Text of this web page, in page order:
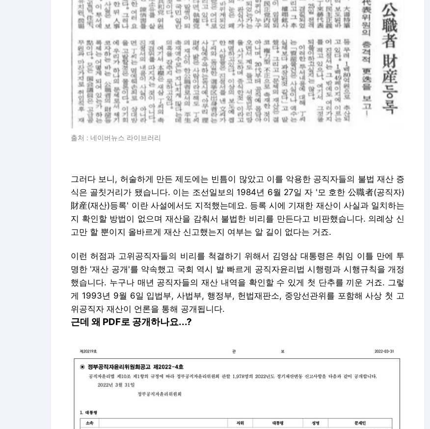
출처 : 네이버뉴스 라이브러리
그러다 보니, 허술하게 만든 제도에는 빈틈이 많았고 이를 악용한 공직자들의 불법 재산 증
식은 골칫거리가 됐습니다. 이는 조선일보의 1984년 6월 27일 자 '모 호한 公職者(공직자)
財産(재산)등록' 이란 사설에서도 지적했는데요. 등록 시에 기재한 재산이 사실과 일치하는
지 확인할 방법이 없으며 재산을 감춰서 불법한 비리를 만든다고 비판했습니다. 의례상 신
고만 할 뿐이지 올바르게 재산 신고했는지 여부는 알 길이 없다는 거죠.
이런 허점과 고위공직자들의 비리를 척결하기 위해서 김영삼 대통령은 취임 이틀 만에 투
명한 '재산 공개'를 약속했고 국회 역시 발 빠르게 공직자윤리법 시행령과 시행규칙을 개정
했습니다. 누구나 매년 공직자들의 재산 내역을 확인할 수 있게 첫 단추를 끼운 거죠. 그렇
게 1993년 9월 6일 입법부, 사법부, 행정부, 헌법재판소, 중앙선관위를 포함해 사상 첫 고
위공직자 재산이 언론을 통해 공개됩니다.
근데 왜 PDF로 공개하나요...?